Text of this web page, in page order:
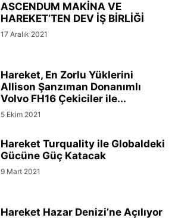
ASCENDUM MAKİNA VE
HAREKET’TEN DEV İŞ BİRLİĞİ
17 Aralık 2021
Hareket, En Zorlu Yüklerini
Allison Şanzıman Donanımlı
Volvo FH16 Çekiciler ile...
5 Ekim 2021
Hareket Turquality ile Globaldeki
Gücüne Güç Katacak
9 Mart 2021
Hareket Hazar Denizi’ne Açılıyor